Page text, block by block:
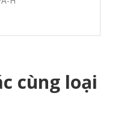
cùng loại